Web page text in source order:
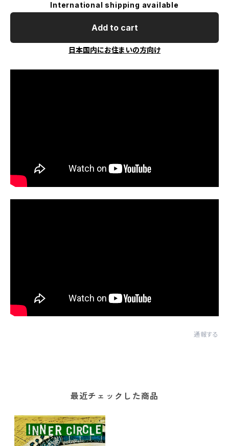
International shipping available
Add to cart
日本国内にお住まいの方向け
通報する
最近チェックした商品